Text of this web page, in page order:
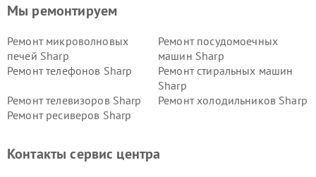
Мы ремонтируем
Ремонт микроволновых
печей Sharp
Ремонт посудомоечных
машин Sharp
Ремонт телефонов Sharp
Ремонт стиральных машин
Sharp
Ремонт телевизоров Sharp
Ремонт холодильников Sharp
Ремонт ресиверов Sharp
Контакты сервис центра